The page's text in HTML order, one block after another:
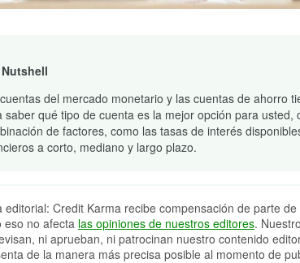
del mercado monetario y las cuentas de ahorro
saber qué tipo de cuenta es la mejor opción para usted,
de factores, como las tasas de interés
a corto, mediano y largo plazo.
editorial: Credit Karma recibe compensación de parte
eso no afecta las opiniones de nuestros editores.
ni aprueban, ni patrocinan nuestro contenido
de la manera más precisa posible al momento de